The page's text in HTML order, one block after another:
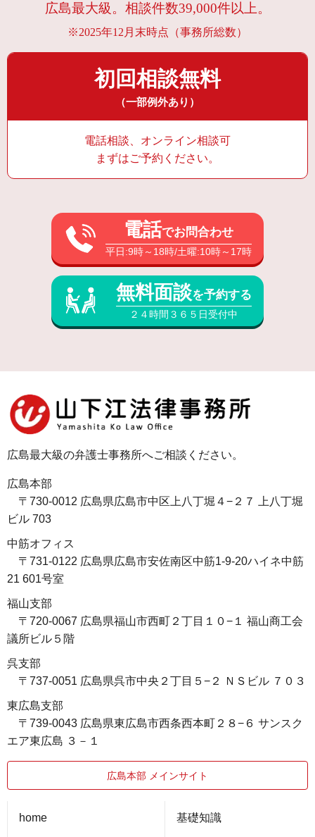
広島最大級。相談件数39,000件以上。
※2025年12月末時点（事務所総数）
初回相談無料
（一部例外あり）
電話相談、オンライン相談可
まずはご予約ください。
電話でお問合わせ
平日:9時～18時/土曜:10時～17時
無料面談を予約する
２４時間３６５日受付中
広島最大級の弁護士事務所へご相談ください。
広島本部
〒730-0012 広島県広島市中区上八丁堀４−２７ 上八丁堀
ビル 703
中筋オフィス
〒731-0122 広島県広島市安佐南区中筋1-9-20ハイネ中筋
21 601号室
福山支部
〒720-0067 広島県福山市西町２丁目１０−１ 福山商工会
議所ビル５階
呉支部
〒737-0051 広島県呉市中央２丁目５−２ ＮＳビル ７０３
東広島支部
〒739-0043 広島県東広島市西条西本町２８−６ サンスク
エア東広島 ３－１
広島本部 メインサイト
home 基礎知識